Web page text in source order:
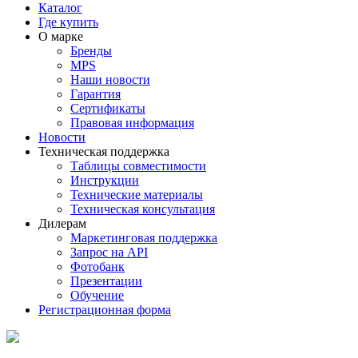
Каталог
Где купить
О марке
Бренды
MPS
Наши новости
Гарантия
Сертификаты
Правовая информация
Новости
Техническая поддержка
Таблицы совместимости
Инструкции
Технические материалы
Техническая консультация
Дилерам
Маркетинговая поддержка
Запрос на API
Фотобанк
Презентации
Обучение
Регистрационная форма